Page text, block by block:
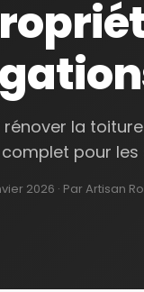
la
complet pour
2026 · Par Artisan